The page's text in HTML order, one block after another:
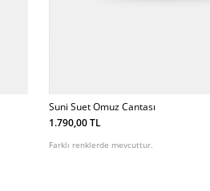
Suni Suet Omuz Cantası
1.790,00 TL
Farklı renklerde mevcuttur.